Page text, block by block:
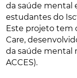
da saúde mental
estudantes do
Este projeto tem
Care,
da saúde mental
ACCES).